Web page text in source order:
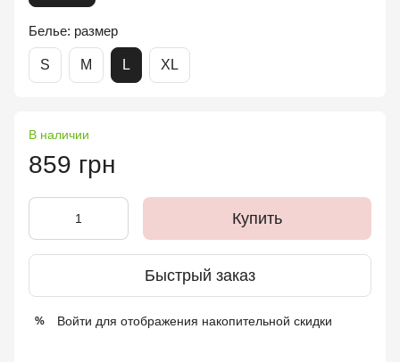
Белье: размер
S M L XL
В наличии
859 грн
Купить
Быстрый заказ
% Войти для отображения накопительной скидки